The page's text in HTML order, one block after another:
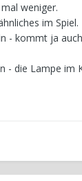
weniger.
im Spiel.
- kommt ja
- die Lampe im